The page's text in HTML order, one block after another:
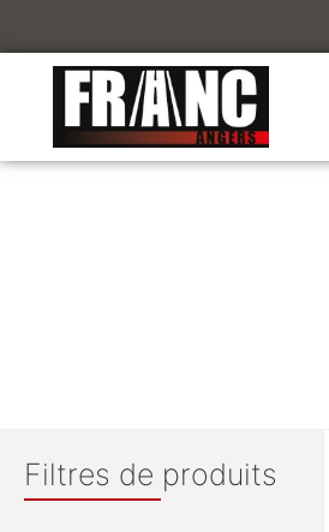
Filtres de produits